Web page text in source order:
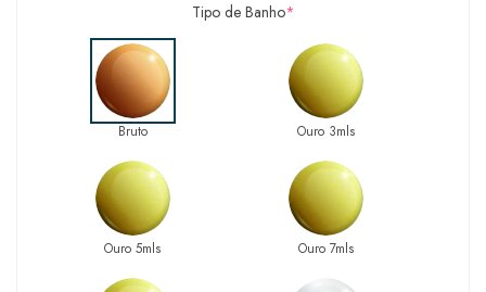
Tipo de Banho*
Bruto Ouro 3mls
Ouro 5mls Ouro 7mls